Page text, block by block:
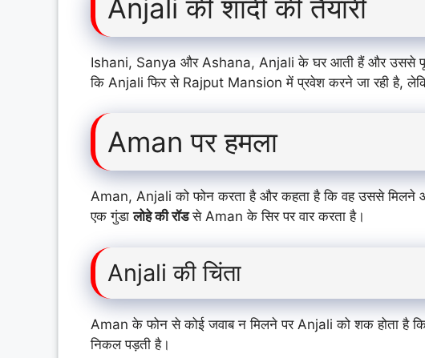
Anjali की शादी की तैयारी
Ishani, Sanya और Ashana, Anjali के घर आती हैं और उससे
कि Anjali फिर से Rajput Mansion में प्रवेश करने जा रही है,
Aman पर हमला
Aman, Anjali को फोन करता है और कहता है कि वह उससे मिलने
एक गुंडालोहे की रॉडसे Aman के सिर पर वार करता है।
Anjali की चिंता
Aman के फोन से कोई जवाब न मिलने पर Anjali को शक होता है
निकल पड़ती है।